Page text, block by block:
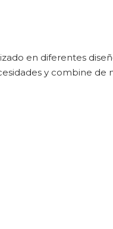
en diferentes
y combine